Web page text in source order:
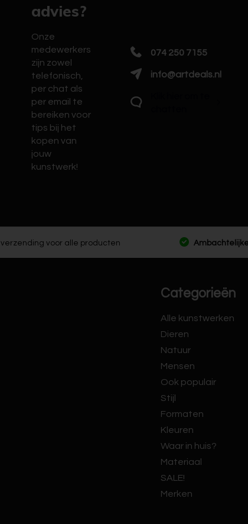
advies?
Onze
medewerkers
zijn zowel
telefonisch,
per chat als
per email te
bereiken voor
tips bij het
kopen van
jouw
kunstwerk!
074 250 7155
info@artdeals.nl
verzending voor alle producten
Categorieën
Alle kunstwerken
Dieren
Natuur
Mensen
Ook populair
Stijl
Formaten
Kleuren
Waar in huis?
Materiaal
SALE!
Merken